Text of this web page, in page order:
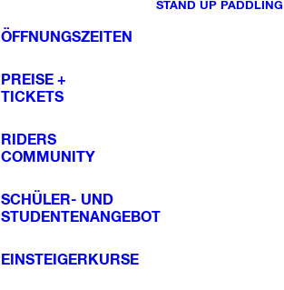
ÖFFNUNGSZEITEN
PREISE +
TICKETS
RIDERS
COMMUNITY
SCHÜLER- UND
STUDENTENANGEBOT
EINSTEIGERKURSE
STAND UP PADDLING